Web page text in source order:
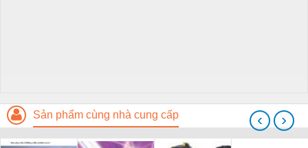
Sản phẩm cùng nhà cung cấp ‹ ›